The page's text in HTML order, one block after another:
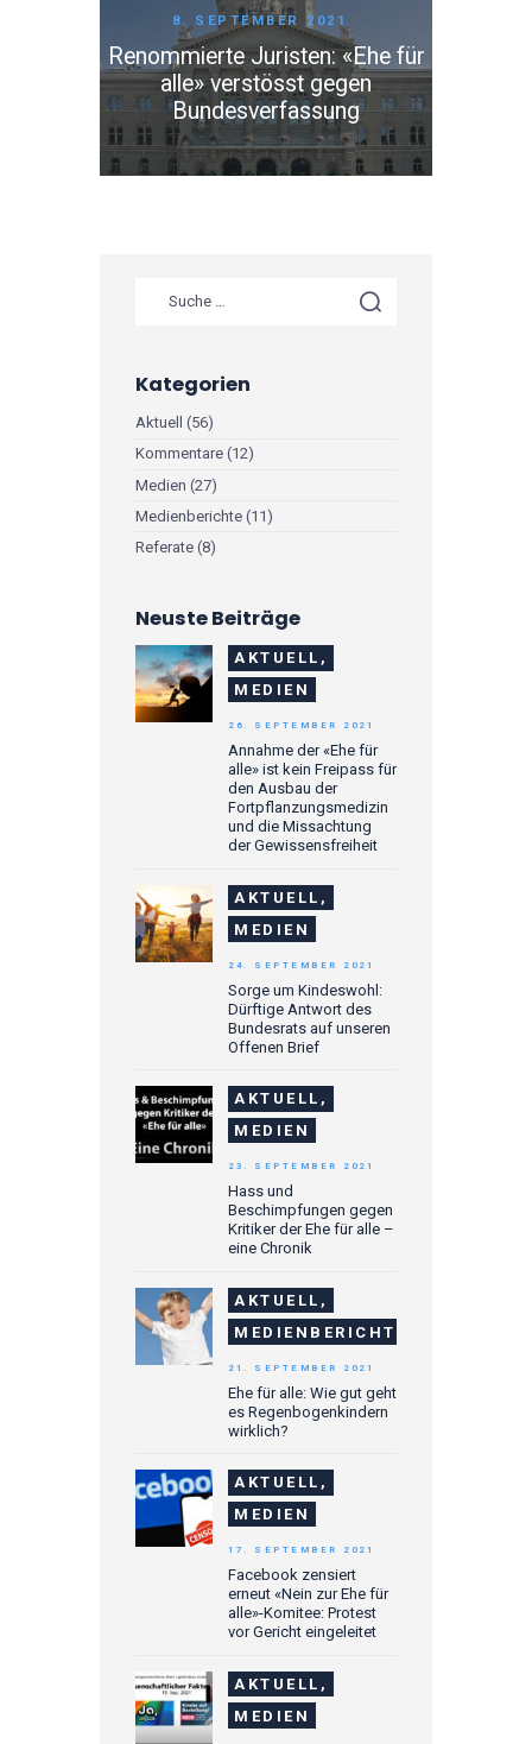
8. SEPTEMBER 2021
Renommierte Juristen: «Ehe für
alle» verstösst gegen
Bundesverfassung
Kategorien
Aktuell (56)
Kommentare (12)
Medien (27)
Medienberichte (11)
Referate (8)
Neuste Beiträge
AKTUELL,
MEDIEN
Annahme der «Ehe für
alle» ist kein Freipass für
den Ausbau der
Fortpflanzungsmedizin
und die Missachtung
der Gewissensfreiheit
26. SEPTEMBER 2021
AKTUELL,
MEDIEN
Sorge um Kindeswohl:
Dürftige Antwort des
Bundesrats auf unseren
Offenen Brief
24. SEPTEMBER 2021
AKTUELL,
MEDIEN
Hass und
Beschimpfungen gegen
Kritiker der Ehe für alle –
eine Chronik
23. SEPTEMBER 2021
AKTUELL,
MEDIENBERICHTE
Ehe für alle: Wie gut geht
es Regenbogenkindern
wirklich?
21. SEPTEMBER 2021
AKTUELL,
MEDIEN
Facebook zensiert
erneut «Nein zur Ehe für
alle»-Komitee: Protest
vor Gericht eingeleitet
17. SEPTEMBER 2021
AKTUELL,
MEDIEN